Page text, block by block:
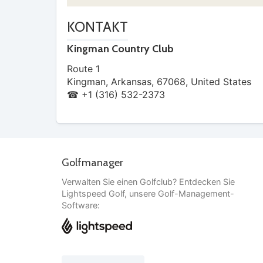
KONTAKT
Kingman Country Club
Route 1
Kingman, Arkansas, 67068, United States
☎ +1 (316) 532-2373
Golfmanager
Verwalten Sie einen Golfclub? Entdecken Sie
Lightspeed Golf, unsere Golf-Management-
Software: